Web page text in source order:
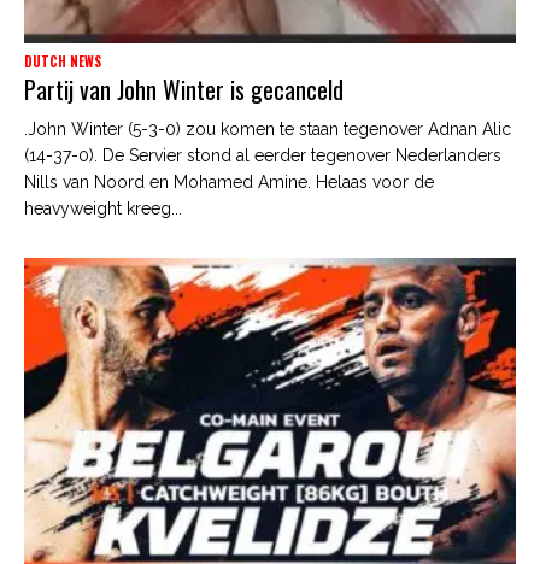
DUTCH NEWS
Partij van John Winter is gecanceld
.John Winter (5-3-0) zou komen te staan tegenover Adnan Alic
(14-37-0). De Servier stond al eerder tegenover Nederlanders
Nills van Noord en Mohamed Amine. Helaas voor de
heavyweight kreeg...